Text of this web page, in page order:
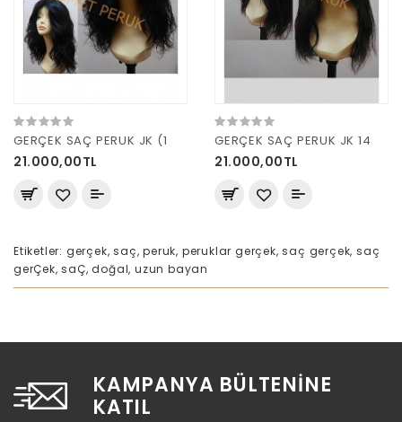
GERÇEK SAÇ PERUK JK (1
21.000,00TL
GERÇEK SAÇ PERUK JK 14
21.000,00TL
Etiketler: gerçek,saç,peruk, peruklar gerçek,saç gerçek,saç
gerÇek,saÇ,doğal,uzun bayan
KAMPANYA BÜLTENINE
KATIL